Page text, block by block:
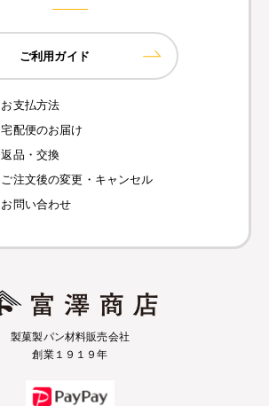
ご利用ガイド
お支払方法
宅配便のお届け
返品・交換
ご注文後の変更・キャンセル
お問い合わせ
製菓製パン材料販売会社
創業１９１９年